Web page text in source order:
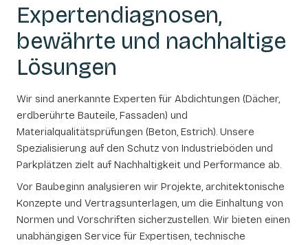
Expertendiagnosen,
bewährte und nachhaltige
Lösungen
Wir sind anerkannte Experten für Abdichtungen (Dächer,
erdberührte Bauteile, Fassaden) und
Materialqualitätsprüfungen (Beton, Estrich). Unsere
Spezialisierung auf den Schutz von Industrieböden und
Parkplätzen zielt auf Nachhaltigkeit und Performance ab.
Vor Baubeginn analysieren wir Projekte, architektonische
Konzepte und Vertragsunterlagen, um die Einhaltung von
Normen und Vorschriften sicherzustellen. Wir bieten einen
unabhängigen Service für Expertisen, technische